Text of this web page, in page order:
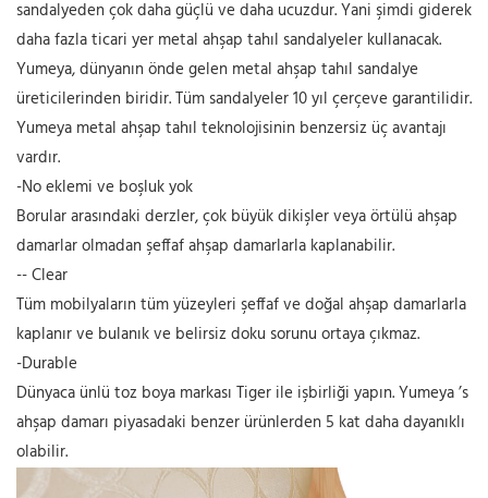
sandalyeden çok daha güçlü ve daha ucuzdur. Yani şimdi giderek
daha fazla ticari yer metal ahşap tahıl sandalyeler kullanacak.
Yumeya, dünyanın önde gelen metal ahşap tahıl sandalye
üreticilerinden biridir. Tüm sandalyeler 10 yıl çerçeve garantilidir.
Yumeya metal ahşap tahıl teknolojisinin benzersiz üç avantajı
vardır.
-No eklemi ve boşluk yok
Borular arasındaki derzler, çok büyük dikişler veya örtülü ahşap
damarlar olmadan şeffaf ahşap damarlarla kaplanabilir.
-- Clear
Tüm mobilyaların tüm yüzeyleri şeffaf ve doğal ahşap damarlarla
kaplanır ve bulanık ve belirsiz doku sorunu ortaya çıkmaz.
-Durable
Dünyaca ünlü toz boya markası Tiger ile işbirliği yapın. Yumeya ’s
ahşap damarı piyasadaki benzer ürünlerden 5 kat daha dayanıklı
olabilir.